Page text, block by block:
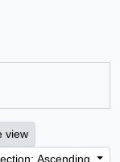
view
Ascending